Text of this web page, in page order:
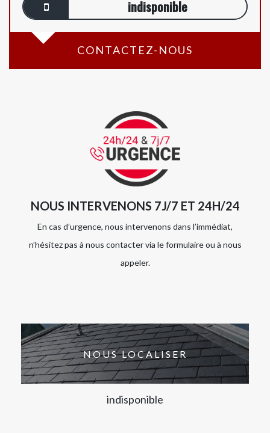
indisponible
CONTACTEZ-NOUS
NOUS INTERVENONS 7J/7 ET 24H/24
En cas d’urgence, nous intervenons dans l’immédiat,
n’hésitez pas à nous contacter via le formulaire ou à nous
appeler.
NOUS LOCALISER
indisponible